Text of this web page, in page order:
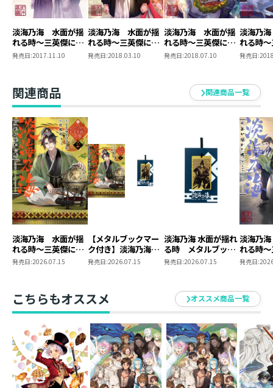
淡海乃海 水面が揺
れる時～三英傑に嫌
われた不運な男、朽
発売日:2017.11.10
淡海乃海 水面が揺
れる時～三英傑に嫌
われた不運な男、朽
発売日:2018.03.10
淡海乃海 水面が揺
れる時～三英傑に嫌
われた不運な男、朽
発売日:2018.07.10
淡海乃
れる時
われた
発売日:
関連商品 関連商品一覧
淡海乃海 水面が揺
れる時～三英傑に嫌
われた不運な男、朽
発売日:2026.07.15
【メタルブックマー
ク付き】淡海乃海
水面が揺れる時～三
発売日:2026.07.15
淡海乃海 水面が揺れ
る時 メタルブック
マーク
発売日:2026.07.15
淡海乃
れる時
われた
発売日:
こちらもオススメ オススメ商品一覧